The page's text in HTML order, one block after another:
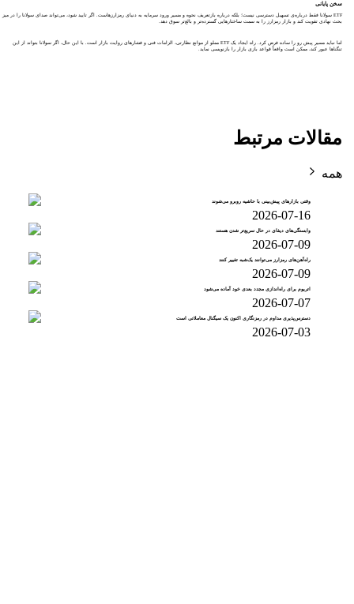
سخن پایانی
ETF سولانا فقط درباره‌ی تسهیل دسترسی نیست؛ بلکه درباره بازتعریف نحوه و مسیر ورود سرمایه به دنیای رمزارزهاست. اگر تایید شود، می‌تواند صدای سولانا را در میز
بحث نهادی تقویت کند و بازار رمزارز را به سمت ساختارهایی گسترده‌تر و بالغ‌تر سوق دهد.
اما نباید مسیر پیش رو را ساده فرض کرد. راه ایجاد یک ETF مملو از موانع نظارتی، الزامات فنی و فشارهای روایت بازار است. با این حال، اگر سولانا بتواند از این
تنگناها عبور کند، ممکن است واقعاً قواعد بازی بازار را بازنویسی نماید.
مقالات مرتبط
همه
وقتی بازارهای پیش‌بینی با حاشیه روبرو می‌شوند
2026-07-16
وابستگی‌های دیفای در حال سریع‌تر شدن هستند
2026-07-09
راه‌آهن‌های رمزارز می‌توانند یک‌شبه تغییر کنند
2026-07-09
اتریوم برای راه‌اندازی مجدد بعدی خود آماده می‌شود
2026-07-07
دسترس‌پذیری مداوم در رمزنگاری اکنون یک سیگنال معاملاتی است
2026-07-03